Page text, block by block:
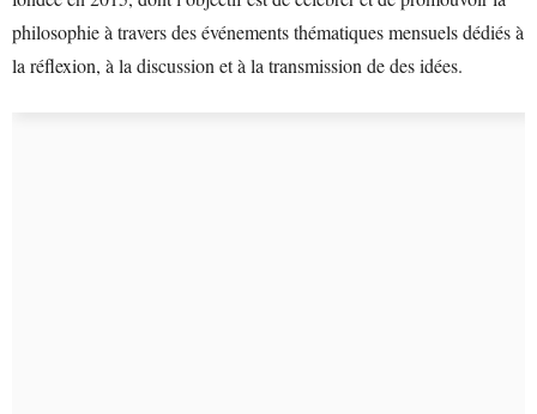
philosophie à travers des événements thématiques mensuels dédiés à
la réflexion, à la discussion et à la transmission de des idées.